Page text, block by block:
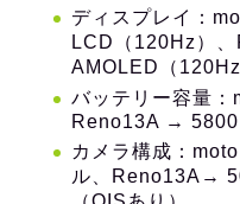
ディスプレイ：
LCD（120Hz）
AMOLED（
バッテリー容量
Reno13A → 5800
カメラ構成：
ル、Reno13A→